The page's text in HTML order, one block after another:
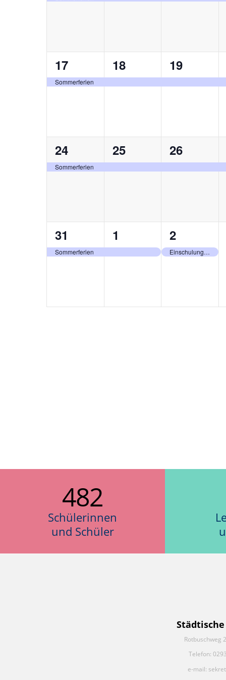
1
Veranstaltung,
17
Sommerferien
1
Veranstaltung,
18
1
19
1
Veranstaltung,
24
Sommerferien
1
Veranstaltung,
25
1
26
1
Veranstaltung,
31
Sommerferien
1
Veranstaltung,
1
1
2
Einschulung + Beginn 1. HJ
482
Schülerinnen
und Schüler
Rotbuschweg
Telefon:
e-mail: